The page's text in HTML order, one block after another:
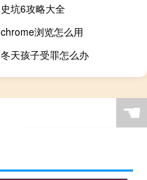
史坑6攻略大全
chrome浏览怎么用
冬天孩子受罪怎么办
☚